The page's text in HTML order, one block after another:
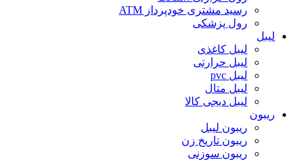
رسید مشتری خودپرداز ATM
رول پزشکی
لیبل
لیبل کاغذی
لیبل حرارتی
لیبل pvc
لیبل متال
لیبل دیجی کالا
ریبون
ریبون لیبل
ریبون تاریخ زن
ریبون سوزنی